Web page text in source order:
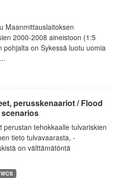
Maanmittauslaitoksen
2000-2008 aineistoon (1:5
pohjalta on Sykessä luotu uomia
perusskenaariot / Flood
perustan tehokkaalle tulvariskien
tieto tulvavaarasta, -
on välttämätöntä
WCS